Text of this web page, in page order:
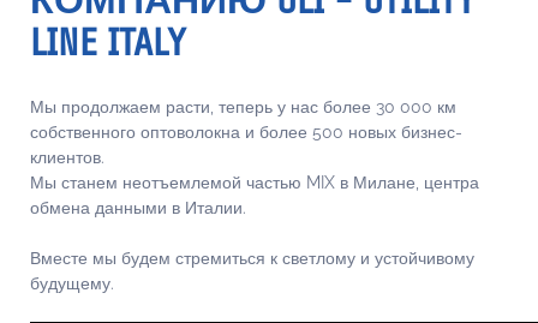
LINE ITALY
Мы продолжаем расти, теперь у нас более 30 000 км
собственного оптоволокна и более 500 новых бизнес-
клиентов.
Мы станем неотъемлемой частью MIX в Милане, центра
обмена данными в Италии.
Вместе мы будем стремиться к светлому и устойчивому
будущему.